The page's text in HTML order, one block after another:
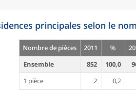
principales selon le
Nombre de pièces 2011 %
Ensemble
852 100,0
1 pièce
2 0,2